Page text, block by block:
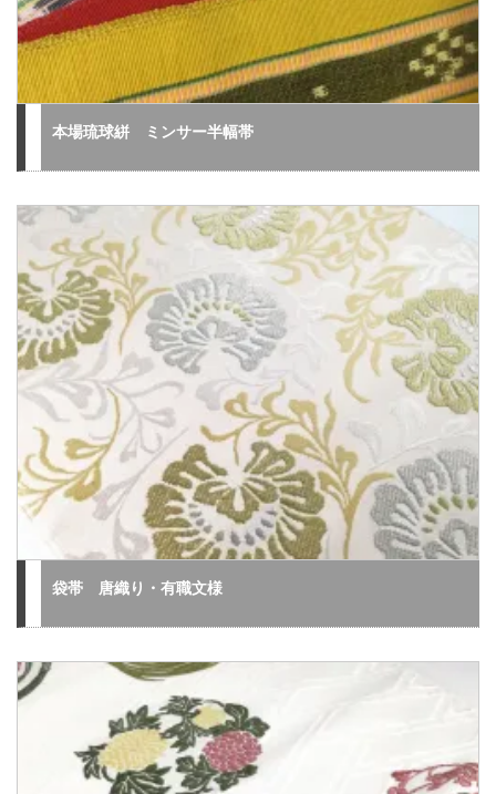
本場琉球絣 ミンサー半幅帯
袋帯 唐織り・有職文様